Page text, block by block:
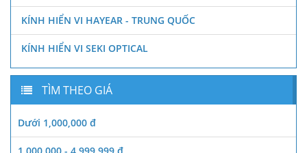
KÍNH HIỂN VI HAYEAR - TRUNG QUỐC
KÍNH HIỂN VI SEKI OPTICAL
TÌM THEO GIÁ
Dưới 1,000,000 đ